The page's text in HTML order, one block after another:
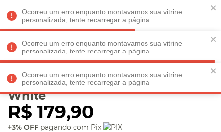
Ocorreu um erro enquanto montavamos sua vitrine
personalizada, tente recarregar a página
Ocorreu um erro enquanto montavamos sua vitrine
personalizada, tente recarregar a página
Ocorreu um erro enquanto montavamos sua vitrine
personalizada, tente recarregar a página
Faltam REGULAMENTO
Veja produtos perto de você! Informe seu CEP
Bolsa Térmica Cotelê Off-
White
R$ 179,90
+3% OFF pagando com Pix